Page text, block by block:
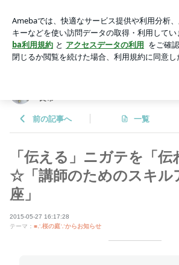
プ講座」 | 魂のオアシス～Art＆Healing
アプリをダウンロードして ブログの更新通知
ょう。
良市
前の記事へ 一覧
「伝える」ニガテを「伝
☆「講師のためのスキル
座」
2015-05-27 16:17:28
テーマ： ■∴桜の庭∵からお知らせ